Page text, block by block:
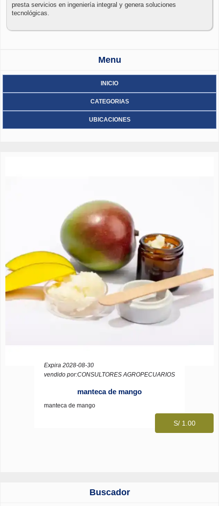
presta servicios en ingeniería integral y genera soluciones
tecnológicas.
Menu
INICIO
CATEGORIAS
UBICACIONES
Expira 2028-08-30
vendido por:CONSULTORES AGROPECUARIOS
manteca de mango
manteca de mango
S/ 1.00
Buscador